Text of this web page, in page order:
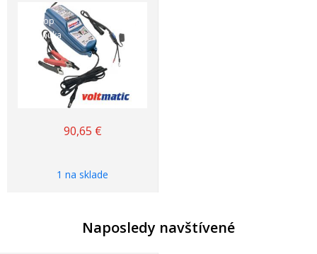
Top
ponuka
90,65 €
1 na sklade
Naposledy navštívené